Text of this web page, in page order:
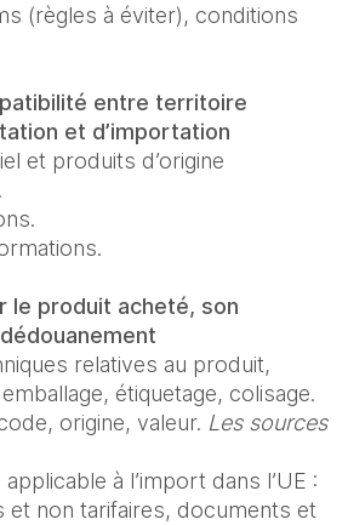
(règles à éviter), conditions
entre territoire
et d’importation
et produits d’origine
le produit acheté, son
relatives au produit,
étiquetage, colisage.
origine, valeur. Les sources
à l’import dans l’UE :
et non tarifaires, documents et